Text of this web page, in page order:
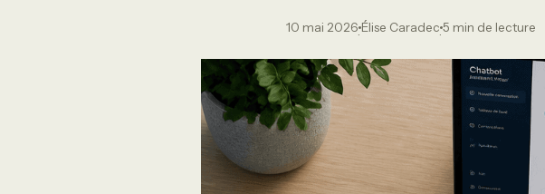
10 mai 2026
·
Élise Caradec
·
5 min de lecture